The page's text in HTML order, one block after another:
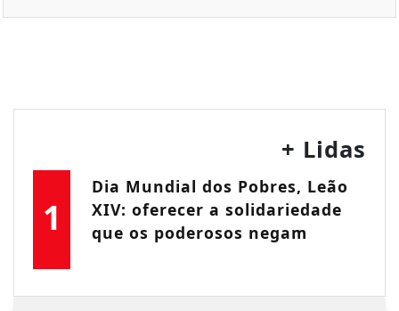
+ Lidas
1
Dia Mundial dos Pobres, Leão
XIV: oferecer a solidariedade
que os poderosos negam